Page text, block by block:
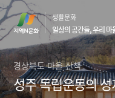
컨
텐
츠
영
역
바
로
하
단
영
역
바
로
가
생활문화
일상의 공간들, 우리 마
경상북도 마을 산책
성주 독립운동의